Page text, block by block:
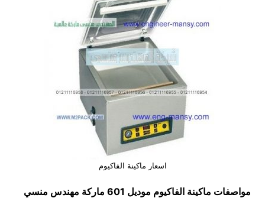
اسعار ماكينة الفاكيوم
مواصفات ماكينة الفاكيوم موديل 601 ماركة مهندس منسي